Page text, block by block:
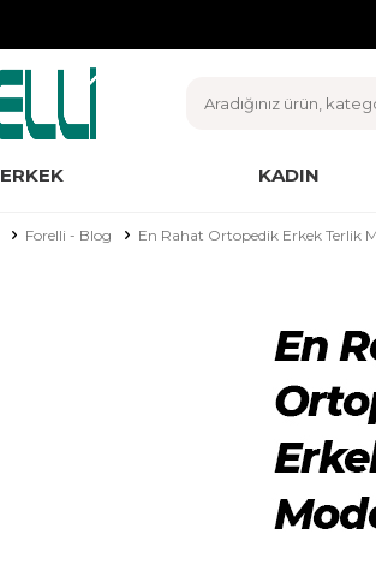
ERKEK KADIN
Forelli - Blog
En Rahat Ortopedik Erkek Terlik